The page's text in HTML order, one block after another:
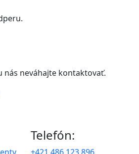
nás neváhajte kontaktovať.
Telefón: